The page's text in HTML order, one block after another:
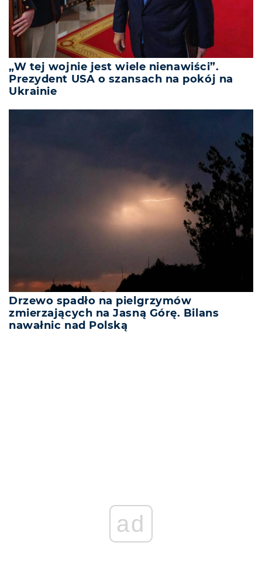
„W tej wojnie jest wiele nienawiści”.
Prezydent USA o szansach na pokój na
Ukrainie
Drzewo spadło na pielgrzymów
zmierzających na Jasną Górę. Bilans
nawałnic nad Polską